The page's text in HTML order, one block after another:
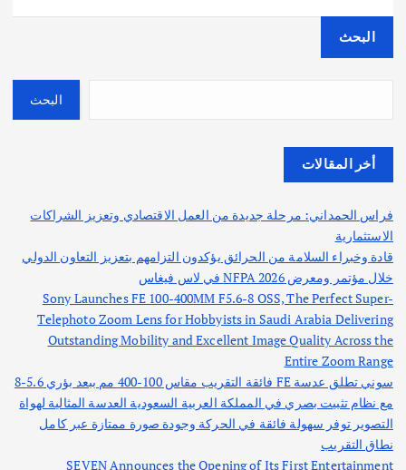
البحث
البحث
أخر المقالات
فراس الحمداني: مرحلة جديدة من العمل الاقتصادي وتعزيز الشراكات
الاستثمارية
قادة وخبراء السلامة من الحرائق يؤكدون التزامهم بتعزيز التعاون الدولي
خلال مؤتمر ومعرض NFPA 2026 في لاس فيغاس
Sony Launches FE 100-400MM F5.6-8 OSS, The Perfect Super-
Telephoto Zoom Lens for Hobbyists in Saudi Arabia Delivering
Outstanding Mobility and Excellent Image Quality Across the
Entire Zoom Range
سوني تطلق عدسة FE فائقة التقريب مقاس 100-400 مم ببعد بؤري 5.6-8
مع نظام تثبيت بصري في المملكة العربية السعودية العدسة المثالية لهواة
التصوير توفر سهولة فائقة في الحركة وجودة صورة ممتازة عبر كامل
نطاق التقريب
SEVEN Announces the Opening of Its First Entertainment